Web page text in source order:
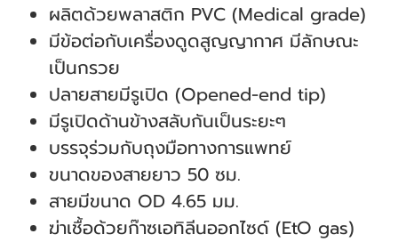
ผลิตด้วยพลาสติก PVC (Medical grade)
มีข้อต่อกับเครื่องดูดสูญญากาศ มีลักษณะ
เป็นกรวย
ปลายสายมีรูเปิด (Opened-end tip)
มีรูเปิดด้านข้างสลับกันเป็นระยะๆ
บรรจุร่วมกับถุงมือทางการแพทย์
ขนาดของสายยาว 50 ซม.
สายมีขนาด OD 4.65 มม.
ฆ่าเชื้อด้วยก๊าซเอทิลีนออกไซด์ (EtO gas)